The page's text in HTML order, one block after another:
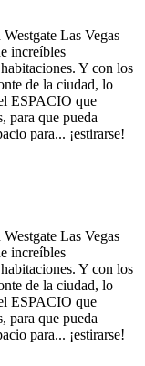
Las Vegas
increíbles
Y con los
de la ciudad, lo
ESPACIO que
para que pueda
para... ¡estirarse!
Las Vegas
increíbles
Y con los
de la ciudad, lo
ESPACIO que
para que pueda
para... ¡estirarse!